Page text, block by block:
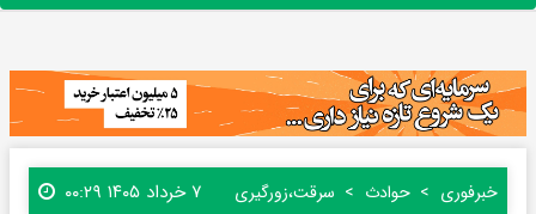
خبرفوری حوادث سرقت،زورگیری ۷ خرداد ۱۴۰۵ ۰۰:۲۹